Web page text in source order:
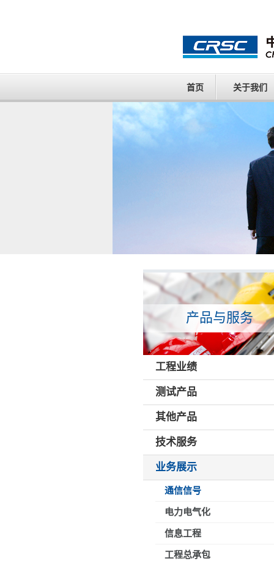
首页 关于我们
产品与服务
工程业绩
测试产品
其他产品
技术服务
业务展示
通信信号
电力电气化
信息工程
工程总承包